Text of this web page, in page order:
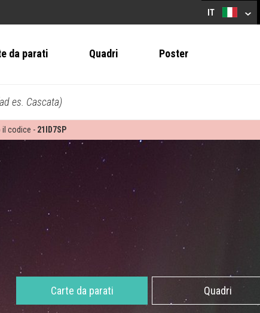
IT
da parati Quadri Poster
es. Cascata)
il codice - 21ID7SP
Carte da parati Quadri